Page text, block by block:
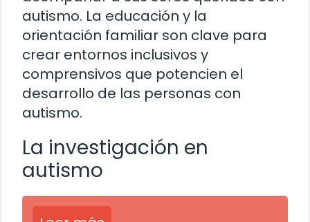
autismo. La educación y la
orientación familiar son clave para
crear entornos inclusivos y
comprensivos que potencien el
desarrollo de las personas con
autismo.
La investigación en
autismo